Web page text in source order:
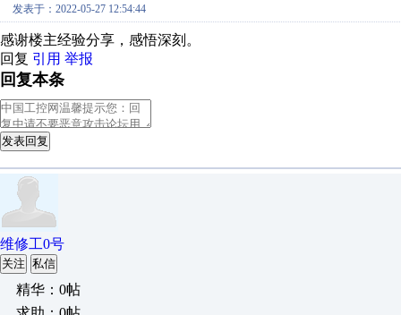
发表于：2022-05-27 12:54:44
感谢楼主经验分享，感悟深刻。
回复 引用 举报
回复本条
发表回复
维修工0号
关注 私信
精华：0帖